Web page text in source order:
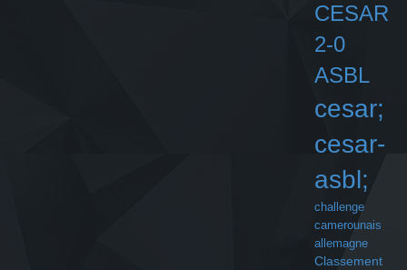
CESAR
2-0
ASBL
cesar;
cesar-
asbl;
challenge
camerounais
allemagne
Classement